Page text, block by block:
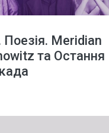
Поезія. Meridian
та Остання